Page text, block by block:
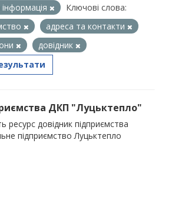
Ключові слова:
адреса та контакти
довідник
ДКП "Луцьктепло"
ресурс довідник підприємства
підприємство Луцьктепло